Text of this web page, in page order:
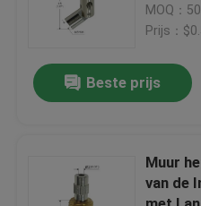
van 1,5
MOQ：
Prijs：
Beste prijs
Muur
van de